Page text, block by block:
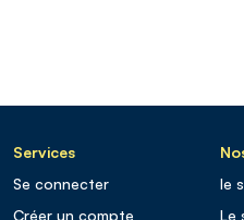
Services
Se connecter
Créer un compte
le
Le